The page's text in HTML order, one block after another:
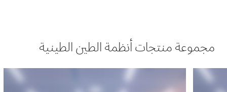
مجموعة منتجات أنظمة الطين الطينية